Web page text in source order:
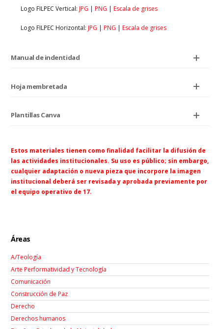
Logo FILPEC Vertical:JPG |PNG |Escala de grises
Logo FILPEC Horizontal:JPG |PNG |Escala de grises
Manual de indentidad
Hoja membretada
Plantillas Canva
Estos materiales tienen como finalidad facilitar la difusión de
las actividades institucionales. Su uso es público; sin embargo,
cualquier adaptación o nueva pieza que incorpore la imagen
institucional deberá ser revisada y aprobada previamente por
el equipo operativo de 17.
Áreas
A/Teología
Arte Performatividad y Tecnología
Comunicación
Construcción de Paz
Derecho
Derechos humanos